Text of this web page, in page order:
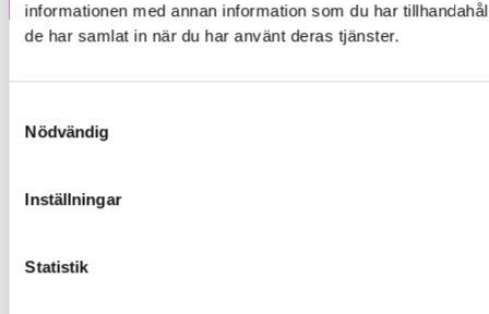
informationen med annan information som du har
de har samlat in när du har använt deras tjänster.
Nödvändig
Inställningar
Statistik
Märke